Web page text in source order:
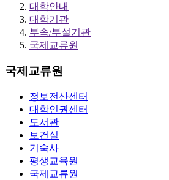
대학안내
대학기관
부속/부설기관
국제교류원
국제교류원
정보전산센터
대학인권센터
도서관
보건실
기숙사
평생교육원
국제교류원